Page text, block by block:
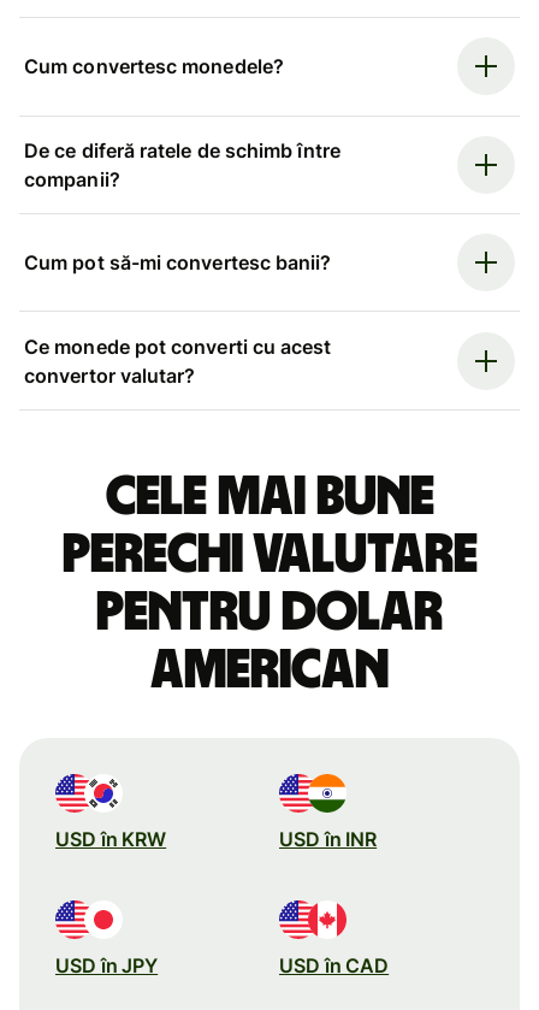
Cum convertesc monedele?
De ce diferă ratele de schimb între
companii?
Cum pot să-mi convertesc banii?
Ce monede pot converti cu acest
convertor valutar?
Cele mai bune
perechi valutare
pentru dolar
american
USD în KRW USD în INR
USD în JPY USD în CAD